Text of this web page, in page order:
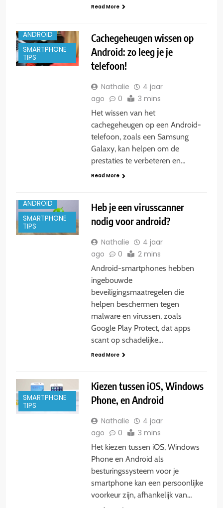
Read More
ANDROID
SMARTPHONE
TIPS
Cachegeheugen wissen op
Android: zo leeg je je
telefoon!
Nathalie
4 jaar
ago
0 3 mins
Het wissen van het
cachegeheugen op een Android-
telefoon, zoals een Samsung
Galaxy, kan helpen om de
prestaties te verbeteren en…
Read More
ANDROID
SMARTPHONE
TIPS
Heb je een virusscanner
nodig voor android?
Nathalie
4 jaar
ago
0 2 mins
Android-smartphones hebben
ingebouwde
beveiligingsmaatregelen die
helpen beschermen tegen
malware en virussen, zoals
Google Play Protect, dat apps
scant op schadelijke…
Read More
SMARTPHONE
TIPS
Kiezen tussen iOS, Windows
Phone, en Android
Nathalie
4 jaar
ago
0 3 mins
Het kiezen tussen iOS, Windows
Phone en Android als
besturingssysteem voor je
smartphone kan een persoonlijke
voorkeur zijn, afhankelijk van…